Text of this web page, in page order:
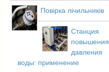
Повірка лічильників
Станция
повышения
давления
воды: применение